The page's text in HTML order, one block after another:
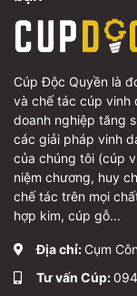
Cúp Độc Quyền là
và chế tác cúp vinh
doanh nghiệp tăng
các giải pháp vinh
của chúng tôi (cúp
niệm chương, huy
chế tác trên mọi
hợp kim, cúp gỗ...
Địa chỉ: Cụm
Tư vấn Cúp: